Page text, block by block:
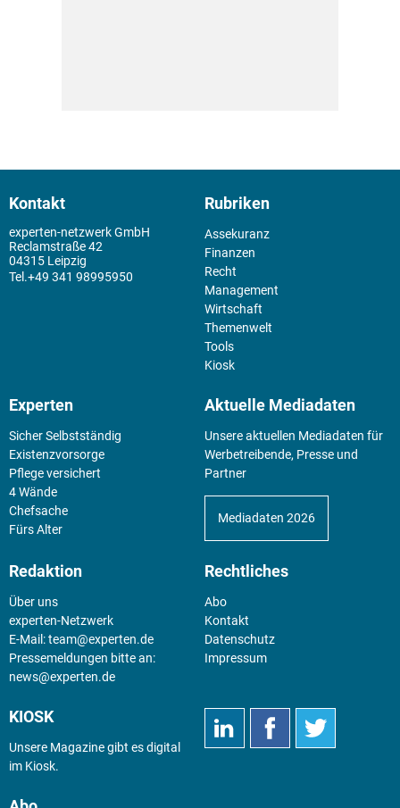
Kontakt
experten-netzwerk GmbH
Reclamstraße 42
04315 Leipzig
+49 341 98995950
Rubriken
Assekuranz
Finanzen
Recht
Management
Wirtschaft
Themenwelt
Tools
Kiosk
Experten
Sicher Selbstständig
Existenz­vorsorge
Pflege versichert
4 Wände
Chefsache
Fürs Alter
Aktuelle Mediadaten
Unsere aktuellen Mediadaten für
Werbetreibende, Presse und
Partner
Mediadaten 2026
Redaktion
Über uns
experten-Netzwerk
E-Mail:team@experten.de
Pressemeldungen bitte an:
news@experten.de
Rechtliches
Abo
Kontakt
Datenschutz
Impressum
KIOSK
Unsere Magazine gibt es digital
im Kiosk.